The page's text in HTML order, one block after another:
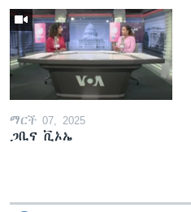
ማርች 07, 2025
ጋቢና ቪኦኤ